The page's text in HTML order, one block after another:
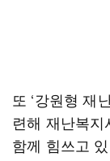
또 ‘강원형 재
련해 재난복
함께 힘쓰고